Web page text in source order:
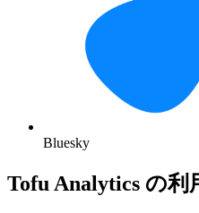
Bluesky
Tofu Analytics の利